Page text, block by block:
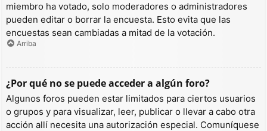
miembro ha votado, solo moderadores o administradores
pueden editar o borrar la encuesta. Esto evita que las
encuestas sean cambiadas a mitad de la votación.
Arriba
¿Por qué no se puede acceder a algún foro?
Algunos foros pueden estar limitados para ciertos usuarios
o grupos y para visualizar, leer, publicar o llevar a cabo otra
acción allí necesita una autorización especial. Comuníquese